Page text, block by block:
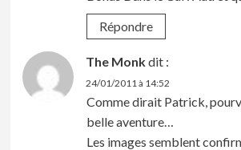
Répondre
The Monkdit :
24/01/2011 à 14:52
Comme dirait Patrick,
belle aventure…
Les images semblent